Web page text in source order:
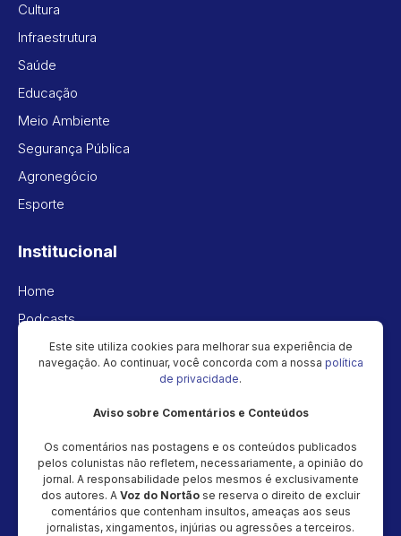
Cultura
Infraestrutura
Saúde
Educação
Meio Ambiente
Segurança Pública
Agronegócio
Esporte
Institucional
Home
Podcasts
Vídeos
Política de privacidade
Newsletter
Cadastre seu e-mail e receba as novidades!
Este site utiliza cookies para melhorar sua experiência de
navegação. Ao continuar, você concorda com a nossa política
de privacidade.
Aviso sobre Comentários e Conteúdos
Os comentários nas postagens e os conteúdos publicados
pelos colunistas não refletem, necessariamente, a opinião do
jornal. A responsabilidade pelos mesmos é exclusivamente
dos autores. A Voz do Nortão se reserva o direito de excluir
comentários que contenham insultos, ameaças aos seus
jornalistas, xingamentos, injúrias ou agressões a terceiros.